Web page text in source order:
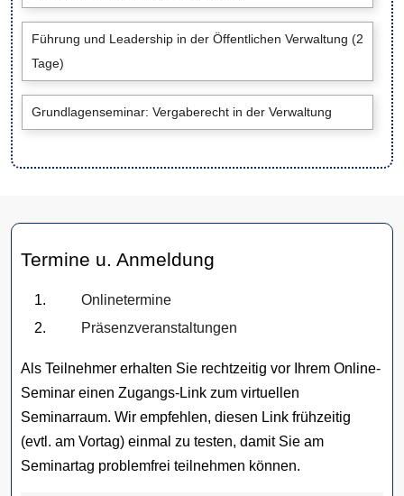
Führung und Leadership in der Öffentlichen Verwaltung (2
Tage)
Grundlagenseminar: Vergaberecht in der Verwaltung
Termine u. Anmeldung
Onlinetermine
Präsenzveranstaltungen
Als Teilnehmer erhalten Sie rechtzeitig vor Ihrem Online-
Seminar einen Zugangs-Link zum virtuellen
Seminarraum. Wir empfehlen, diesen Link frühzeitig
(evtl. am Vortag) einmal zu testen, damit Sie am
Seminartag problemfrei teilnehmen können.